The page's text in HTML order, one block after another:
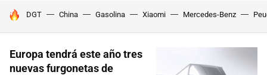
HOY SE HABLA DE
DGT China Gasolina Xiaomi Mercedes-Benz
Europa tendrá este año tres
nuevas furgonetas de